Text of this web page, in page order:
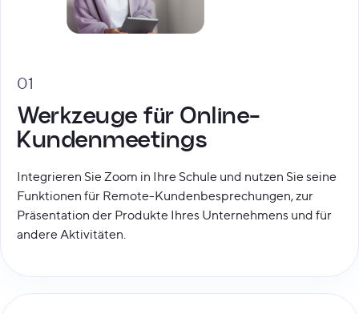
01
Werkzeuge für Online-
Kundenmeetings
Integrieren Sie Zoom in Ihre Schule und nutzen Sie seine
Funktionen für Remote-Kundenbesprechungen, zur
Präsentation der Produkte Ihres Unternehmens und für
andere Aktivitäten.